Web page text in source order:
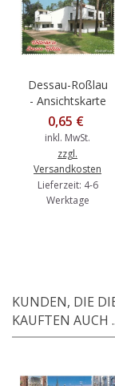
Dessau-Roßlau
- Ansichtskarte
0,65 €
inkl. MwSt.
zzgl.
Versandkosten
Lieferzeit: 4-6
Werktage
KUNDEN, DIE
KAUFTEN AUCH